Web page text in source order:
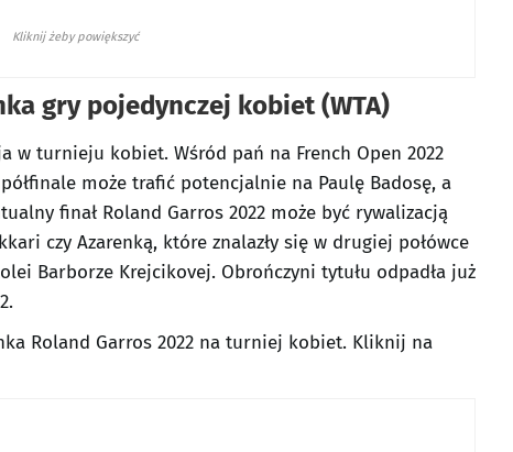
Kliknij żeby powiększyć
gry pojedynczej kobiet (WTA)
w turnieju kobiet. Wśród pań na French Open 2022
może trafić potencjalnie na Paulę Badosę, a
finał Roland Garros 2022 może być rywalizacją
czy Azarenką, które znalazły się w drugiej połówce
Barborze Krejcikovej. Obrończyni tytułu odpadła już
Roland Garros 2022 na turniej kobiet. Kliknij na